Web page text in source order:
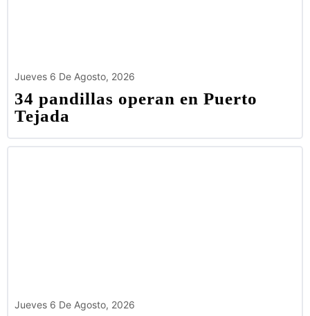
Jueves 6 De Agosto, 2026
34 pandillas operan en Puerto
Tejada
Jueves 6 De Agosto, 2026